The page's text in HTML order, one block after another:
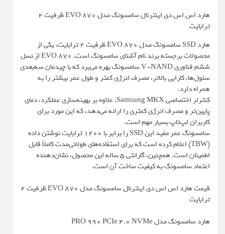
هارد اس اس دی اینترنال سامسونگ مدل EVO 870 ظرفیت 2
ترابایت
هارد SSD سامسونگ مدل EVO 870 ظرفیت 2 ترابایت، یکی از
محصولات برجسته برند نام آشنای سامسونگ است. EVO 870 از نسل
ششم فناوری V-NAND سامسونگ بهره می‌برد که با چیدمان سه‌بعدی
سلول‌ها، کارایی بالاتر، مصرف انرژی کمتر و طول عمر بیشتر را به
همراه دارد.
کنترلر اختصاصی Samsung MKX، علاوه بر بهینه‌سازی عملکرد، دمای
پایین‌تر و مصرف انرژی کمتری را ارائه می‌دهد، که این مورد برای
کاربران لپ‌تاپ بسیار مهم است.
سامسونگ عمر مفید این SSD را برابر با 1200 ترابایت نوشتن داده
(TBW) اعلام کرده است که برای استفاده‌های طولانی‌مدت کاملاً قابل
اطمینان است. همچنین، گارانتی 5 ساله این محصول، نشان‌دهنده
اعتماد سامسونگ به کیفیت ساخت آن است.
قیمت هارد اس اس دی اینترنال سامسونگ مدل EVO 870 ظرفیت 2
ترابایت
هارد سامسونگ مدل PRO 990 PCIe 4.0 NVMe